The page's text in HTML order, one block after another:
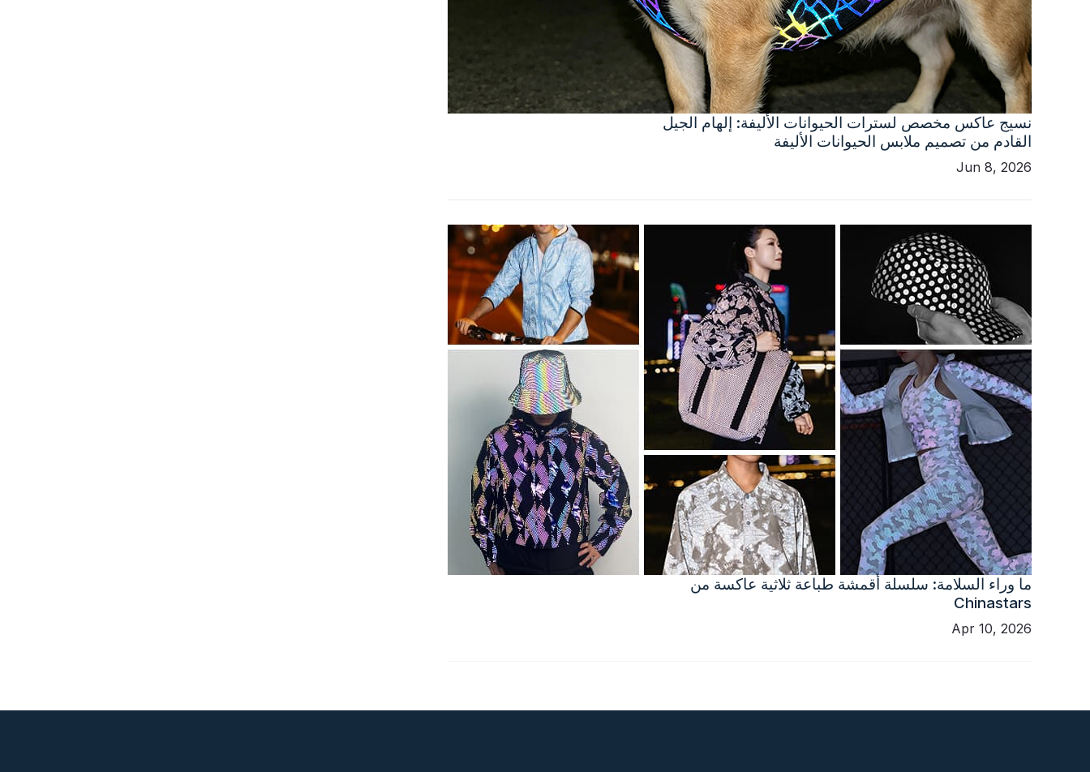
نسيج عاكس مخصص لسترات الحيوانات الأليفة: إلهام الجيل
القادم من تصميم ملابس الحيوانات الأليفة
Jun 8, 2026
ما وراء السلامة: سلسلة أقمشة طباعة ثلاثية عاكسة من
Chinastars
Apr 10, 2026